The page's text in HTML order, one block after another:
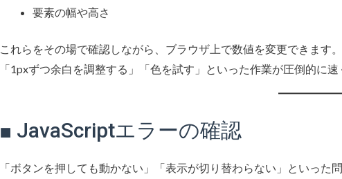
要素の幅や高さ
これらをその場で確認しながら、ブラウザ上で数値を変更できます。
「1pxずつ余白を調整する」「色を試す」といった作業が圧倒的に速
■ JavaScriptエラーの確認
「ボタンを押しても動かない」「表示が切り替わらない」といった